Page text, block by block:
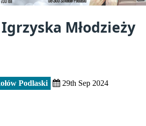
Młodzieży
Podlaski
29th Sep 2024